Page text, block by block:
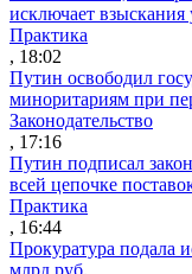
исключает взыскания
Практика
, 18:02
Путин освободил
миноритариям при
Законодательство
, 17:16
Путин подписал
всей цепочке
Практика
, 16:44
Прокуратура подала
млрд руб.